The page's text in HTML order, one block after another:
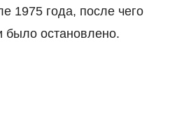
1975 года, после чего
было остановлено.